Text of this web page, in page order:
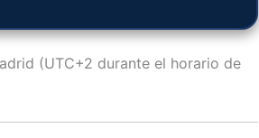
(UTC+2 durante el horario de